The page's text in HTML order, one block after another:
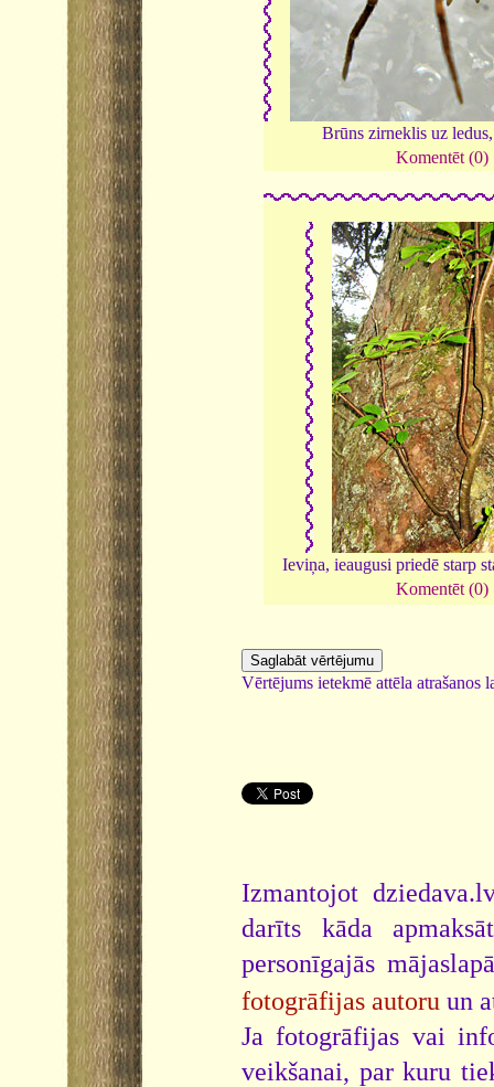
Brūns zirneklis uz
Komentēt (0)
Ieviņa, ieaugusi priedē starp
Komentēt (0)
Vērtējums ietekmē attēla atrašanos
Izmantojot
darīts kāda
personīgajās
fotogrāfijas autoru un
Ja fotogrāfijas vai
veikšanai, par kuru